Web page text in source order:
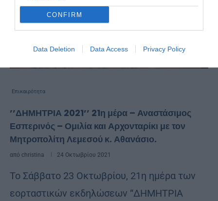
CONFIRM
Data Deletion Data Access Privacy Policy
Επικαιρότητα
’’ΔΗΜΗΤΡΙΑ 2021’’ 21η μέρα – Αναστάσιμος
Εσπερινός – Ομιλία και Αρχονταρίκι με τον
Μητροπολίτη Λεμεσού κ. Αθανάσιο.
από christina 24 Οκτωβρίου 2021
Το Σάββατο 23 Οκτωβρίου, 21η ημέρα των
εορταστικών εκδηλώσεων “ΔΗΜΗΤΡΙΑ